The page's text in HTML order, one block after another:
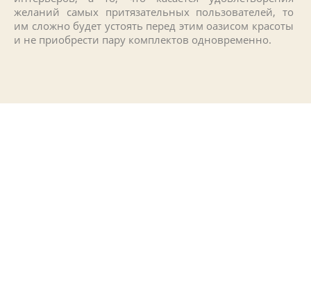
желаний самых притязательных пользователей, то
им сложно будет устоять перед этим оазисом красоты
и не приобрести пару комплектов одновременно.